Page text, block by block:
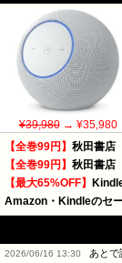
¥39,980→ ¥35,980
【全巻99円】 秋田書店
【全巻99円】 秋田書店
【最大65%OFF】
Amazon・Kindleのセ
2026/06/16 13:30 あとで